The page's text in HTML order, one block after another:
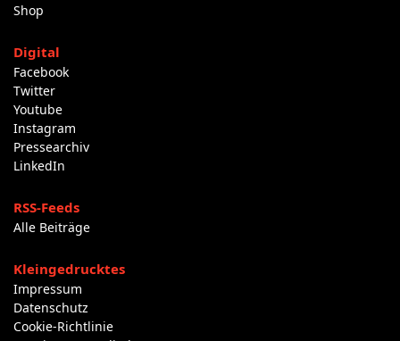
Shop
Digital
Facebook
Twitter
Youtube
Instagram
Pressearchiv
LinkedIn
RSS-Feeds
Alle Beiträge
Kleingedrucktes
Impressum
Datenschutz
Cookie-Richtlinie